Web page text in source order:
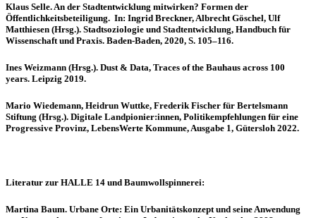
Klaus Selle. An der Stadtentwicklung mitwirken? Formen der
Öffentlichkeitsbeteiligung. In: Ingrid Breckner, Albrecht Göschel, Ulf
Matthiesen (Hrsg.). Stadtsoziologie und Stadtentwicklung, Handbuch für
Wissenschaft und Praxis. Baden-Baden, 2020, S. 105–116.
Ines Weizmann (Hrsg.). Dust & Data, Traces of the Bauhaus across 100
years. Leipzig 2019.
Mario Wiedemann, Heidrun Wuttke, Frederik Fischer für Bertelsmann
Stiftung (Hrsg.). Digitale Landpionier:innen, Politikempfehlungen für eine
Progressive Provinz, LebensWerte Kommune, Ausgabe 1, Gütersloh 2022.
Literatur zur HALLE 14 und Baumwollspinnerei:
Martina Baum. Urbane Orte: Ein Urbanitätskonzept und seine Anwendung